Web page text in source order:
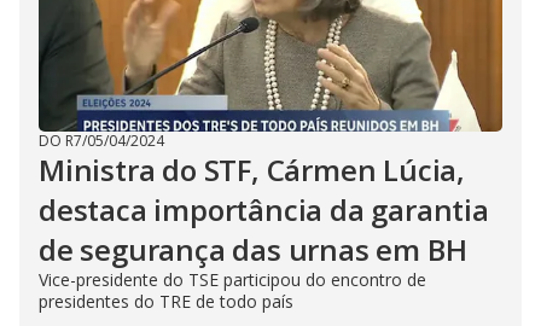
DO R7/05/04/2024
Ministra do STF, Cármen Lúcia,
destaca importância da garantia
de segurança das urnas em BH
Vice-presidente do TSE participou do encontro de
presidentes do TRE de todo país